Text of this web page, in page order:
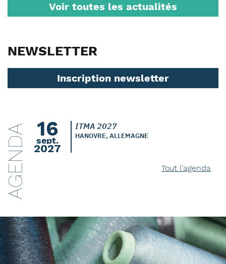
Voir toutes les actualités
NEWSLETTER
Inscription newsletter
AGENDA 16
sept.
2027
ITMA 2027
HANOVRE, ALLEMAGNE
Tout l'agenda